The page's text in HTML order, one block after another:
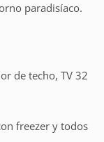
paradisíaco.
de techo, TV 32
freezer y todos